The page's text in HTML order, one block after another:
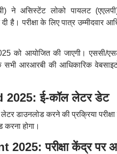
ने असिस्टेंट लोको पायलट
है। परीक्षा के लिए पात्र
को आयोजित की जाएगी। एससी/
आरआरबी की आधिकारिक
ई-कॉल लेटर डेट
डाउनलोड करने की प्रक्रिया परीक्षा
करना होगा।
परीक्षा केंद्र पर